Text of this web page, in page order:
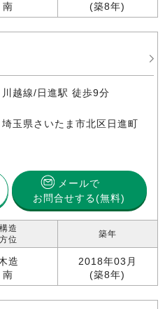
南
(築8年)
川越線/日進駅 徒歩9分
埼玉県さいたま市北区日進町
メールで
お問合せする(無料)
構造
方位
造
南
築年
2018年03月
(築8年)